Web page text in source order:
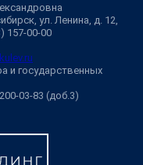
ул. Ленина, д. 12,
157-00-00
и государственных
200-03-83 (доб.3)